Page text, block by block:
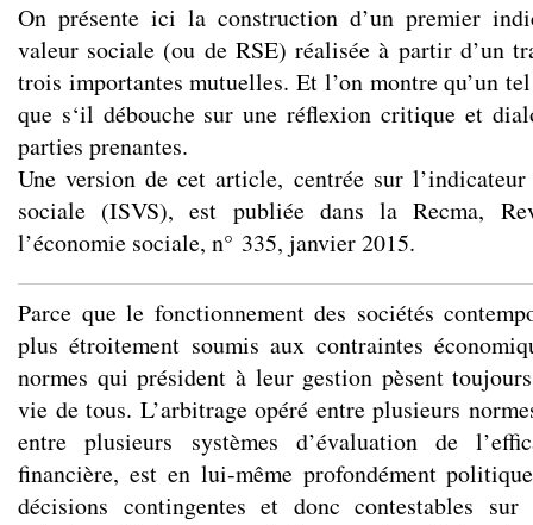
On présente ici la construction d’un premier
valeur sociale (ou de RSE) réalisée à partir d’un
trois importantes mutuelles. Et l’on montre qu’un
que s‘il débouche sur une réflexion critique et
parties prenantes.
Une version de cet article, centrée sur
sociale (ISVS), est publiée dans la Recma,
l’économie sociale, n° 335, janvier 2015.
Parce que le fonctionnement des sociétés
plus étroitement soumis aux contraintes
normes qui président à leur gestion pèsent
vie de tous. L’arbitrage opéré entre plusieurs
entre plusieurs systèmes d’évaluation de
financière, est en lui-même profondément
décisions contingentes et donc contestables